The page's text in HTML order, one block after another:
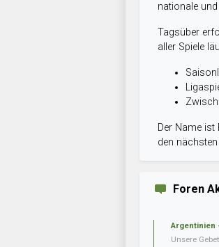
nationale
Tagsüber
aller Spiele
Der Name
den
Foren
Argentinien
Unsere